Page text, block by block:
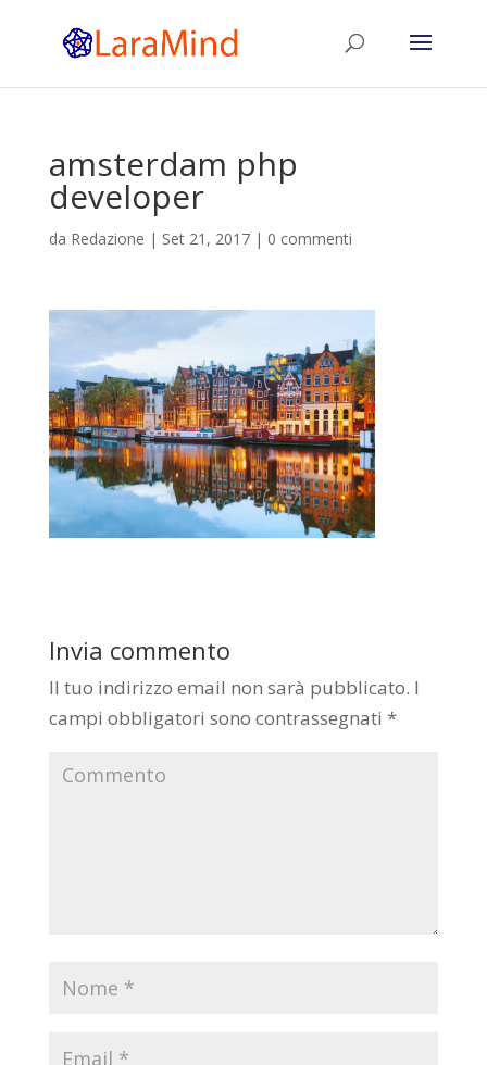
amsterdam php
developer
da Redazione | Set 21, 2017| 0 commenti
Invia commento
Il tuo indirizzo email non sarà pubblicato. I
campi obbligatori sono contrassegnati *